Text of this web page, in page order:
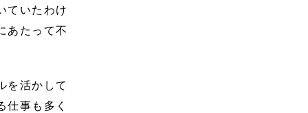
ていたわけ
あたって不
を活かして
事も多く